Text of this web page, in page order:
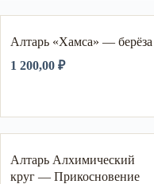
Алтарь «Хамса» — берёза
1 200,00 ₽
Алтарь Алхимический
круг — Прикосновение